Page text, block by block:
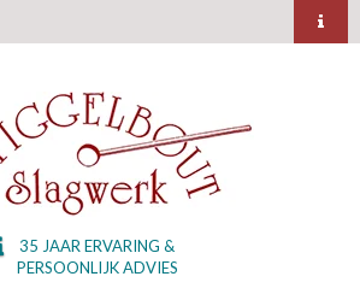
35 JAAR ERVARING &
PERSOONLIJK ADVIES